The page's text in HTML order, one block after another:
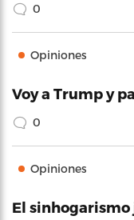
0
Opiniones
Voy a Trump y
0
Opiniones
El